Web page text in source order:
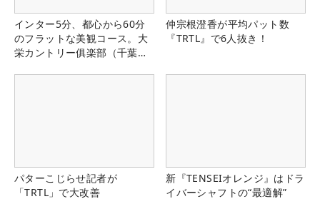
インター5分、都心から60分
のフラットな美観コース。大
栄カントリー俱楽部（千葉
仲宗根澄香が平均パット数
『TRTL』で6人抜き！
パターこじらせ記者が
「TRTL」で大改善
新『TENSEIオレンジ』はドラ
イバーシャフトの“最適解”